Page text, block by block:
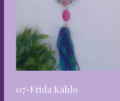
07-Frida Kahlo